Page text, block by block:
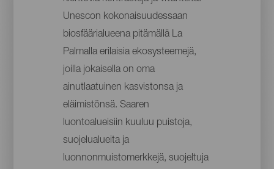
Unescon kokonaisuudessaan
biosfäärialueena pitämällä La
Palmalla erilaisia ekosysteemejä,
joilla jokaisella on oma
ainutlaatuinen kasvistonsa ja
eläimistönsä. Saaren
luontoalueisiin kuuluu puistoja,
suojelualueita ja
luonnonmuistomerkkejä, suojeltuja